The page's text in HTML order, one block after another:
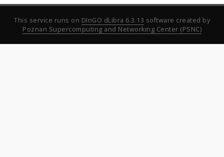
This service runs on DInGO dLibra 6.3.13 software created by
Poznan Supercomputing and Networking Center (PSNC)